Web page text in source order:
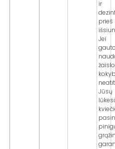
ir
prieš
Jei
žaislo
Jūsų